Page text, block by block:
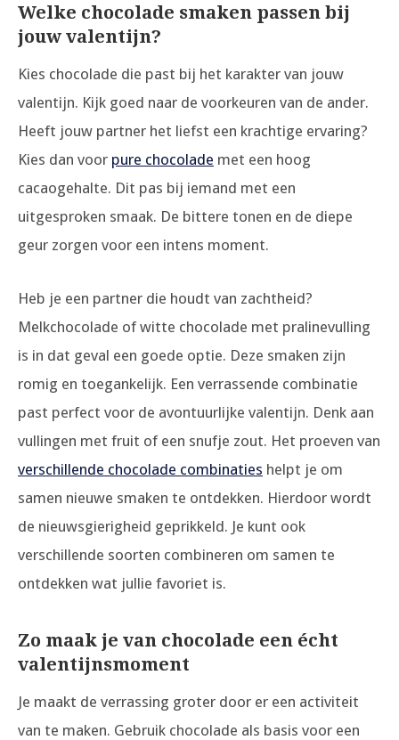
Welke chocolade smaken passen bij
jouw valentijn?
Kies chocolade die past bij het karakter van jouw
valentijn. Kijk goed naar de voorkeuren van de ander.
Heeft jouw partner het liefst een krachtige ervaring?
Kies dan voor pure chocolade met een hoog
cacaogehalte. Dit pas bij iemand met een
uitgesproken smaak. De bittere tonen en de diepe
geur zorgen voor een intens moment.
Heb je een partner die houdt van zachtheid?
Melkchocolade of witte chocolade met pralinevulling
is in dat geval een goede optie. Deze smaken zijn
romig en toegankelijk. Een verrassende combinatie
past perfect voor de avontuurlijke valentijn. Denk aan
vullingen met fruit of een snufje zout. Het proeven van
verschillende chocolade combinaties helpt je om
samen nieuwe smaken te ontdekken. Hierdoor wordt
de nieuwsgierigheid geprikkeld. Je kunt ook
verschillende soorten combineren om samen te
ontdekken wat jullie favoriet is.
Zo maak je van chocolade een écht
valentijnsmoment
Je maakt de verrassing groter door er een activiteit
van te maken. Gebruik chocolade als basis voor een